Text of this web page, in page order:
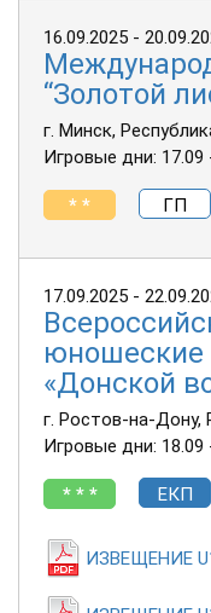
16.09.2025 -
“Золотой
г. Минск,
Игровые дни: 17.09
* * ГП
17.09.2025 -
юношеские
«Донской
г. Ростов-на-Дону,
Игровые дни: 18.09
* * * ЕКП
ИЗВЕЩЕНИЕ